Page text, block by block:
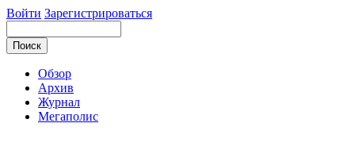
Войти Зарегистрироваться
Обзор
Архив
Журнал
Мегаполис